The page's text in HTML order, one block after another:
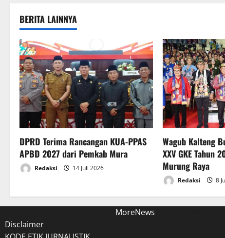
n
a
v
i
g
a
t
i
o
n
BERITA LAINNYA
DPRD Terima Rancangan KUA-PPAS
APBD 2027 dari Pemkab Mura
Redaksi 14 Juli 2026
Wagub Kalteng
XXV GKE Tahun
Murung Raya
Redaksi 8
MoreNews
Disclaimer